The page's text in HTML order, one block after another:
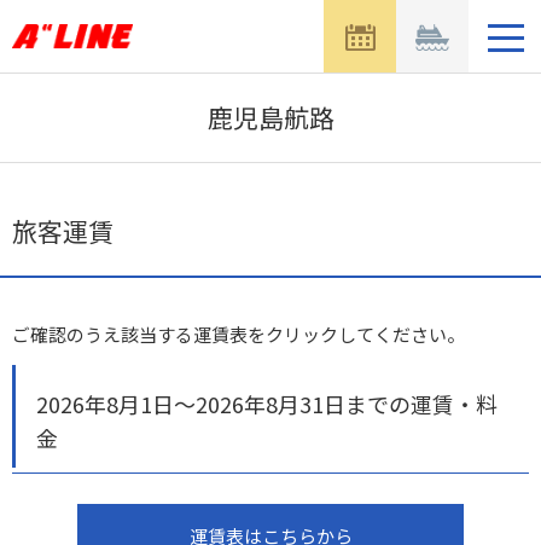
ュ
開
鹿児島航路
旅客運賃
ご確認のうえ該当する運賃表をクリックしてください。
2026年8月1日～2026年8月31日までの運賃・料
金
運賃表はこちらから